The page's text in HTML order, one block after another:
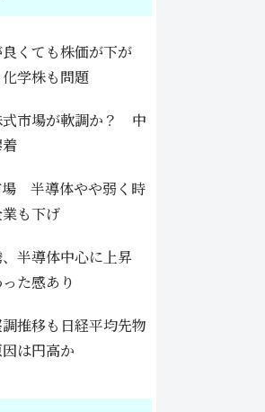
くても株価が下が
学株も問題
式市場が軟調か？ 中
場 半導体やや弱く時
も下げ
半導体中心に上昇
た感あり
推移も日経平均先物
は円高か